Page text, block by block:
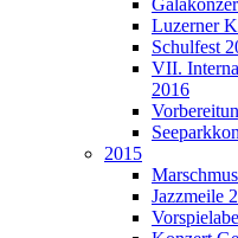
Luzerner
Schulfest
VII.
2016
2015
Jazzmeile